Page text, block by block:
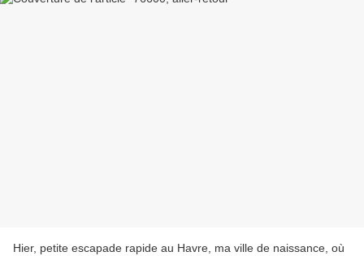
Hier, petite escapade rapide au Havre, ma ville de naissance, où